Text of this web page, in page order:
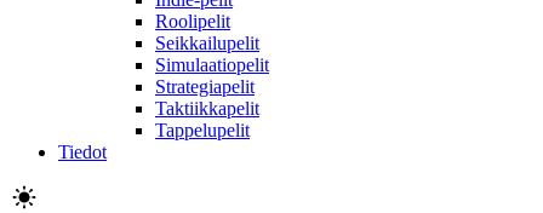
Roolipelit
Seikkailupelit
Simulaatiopelit
Strategiapelit
Taktiikkapelit
Tappelupelit
Tiedot